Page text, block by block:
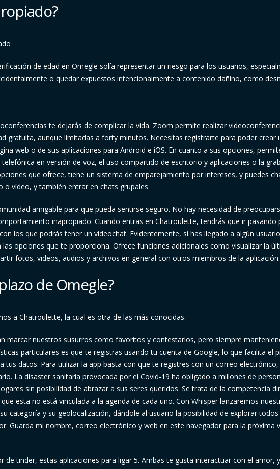
de edad en Omegle solía representar un riesgo para los usuarios,
o quedar expuestos intencionalmente a contenido dañino, como
te dejarás de complicar la vida. Zoom permite realizar
gratuita, aunque limitadas a forty minutos. Necesitas registrarte para poder crear
web o de sus aplicaciones para Android e iOS. En cuanto a sus opciones,
en versión de voz, el uso compartido de escritorio y aplicaciones o la
que ofrece, tiene un sistema de emparejamiento por intereses, y puedes
vídeo, y también entrar en chats grupales.
amigable para que pueda sentirse seguro. No hay necesidad de
inapropiado. Cuando entras en Chatroulette, tendrás que ir pasando
los que podrás tener un videochat. Evidentemente, si has llegado a algún
opciones que te proporciona. Ofrece funciones adicionales como visualizar la
fotos, videos, audios y archivos en general con otros miembros de la aplicación.
de Omegle?
a Chatroulette, la cual es otra de las más conocidas.
marcar nuestros susurros como favoritos y contestarlos, pero siempre
particulares es que te registras usando tu cuenta de Google, lo que facilita el
tus datos. Para utilizar la app basta con que te registres con un correo electrónico,
La disaster sanitaria provocada por el Covid-19 ha obligado a millones de
sin posibilidad de abrazar a sus seres queridos. Se trata de la competencia
esta no está vinculada a la agenda de cada uno. Con Whisper lanzaremos
categoría y su geolocalización, dándole al usuario la posibilidad de explorar
Guarda mi nombre, correo electrónico y web en este navegador para la próxima
de tinder, estas aplicaciones para ligar 5. Ambas te gusta interactuar con el amor,